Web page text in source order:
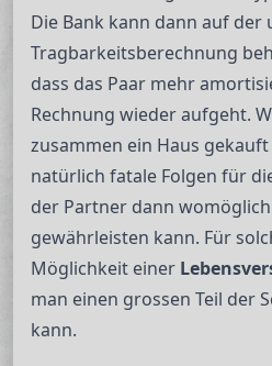
Die Bank kann dann auf
Tragbarkeitsberechnung
dass das Paar mehr
Rechnung wieder aufgeht.
zusammen ein Haus
natürlich fatale Folgen für
der Partner dann
gewährleisten kann. Für
Möglichkeit einer
man einen grossen Teil der
kann.